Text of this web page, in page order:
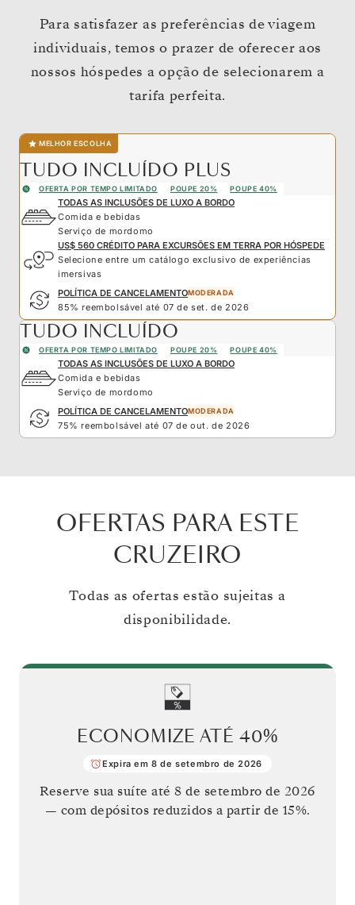
Para satisfazer as preferências de viagem
individuais, temos o prazer de oferecer aos
nossos hóspedes a opção de selecionarem a
tarifa perfeita.
MELHOR ESCOLHA
TUDO INCLUÍDO PLUS
OFERTA POR TEMPO LIMITADO POUPE 20% POUPE 40%
TODAS AS INCLUSÕES DE LUXO A BORDO
Comida e bebidas
Serviço de mordomo
US$ 560 CRÉDITO PARA EXCURSÕES EM TERRA POR HÓSPEDE
Selecione entre um catálogo exclusivo de experiências
imersivas
POLÍTICA DE CANCELAMENTOMODERADA
85% reembolsável até 07 de set. de 2026
TUDO INCLUÍDO
OFERTA POR TEMPO LIMITADO POUPE 20% POUPE 40%
TODAS AS INCLUSÕES DE LUXO A BORDO
Comida e bebidas
Serviço de mordomo
POLÍTICA DE CANCELAMENTOMODERADA
75% reembolsável até 07 de out. de 2026
OFERTAS PARA ESTE
CRUZEIRO
Todas as ofertas estão sujeitas a
disponibilidade.
ECONOMIZE ATÉ 40%
Expira em 8 de setembro de 2026
Reserve sua suíte até8 de setembro de 2026
— com depósitos reduzidos a partir de 15%.